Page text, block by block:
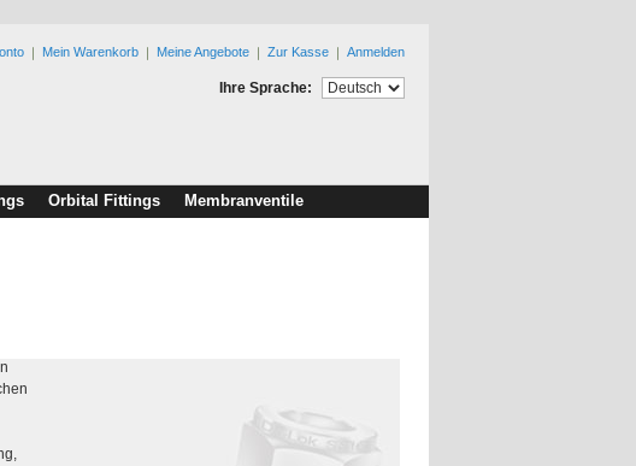
Mein Warenkorb Meine Angebote Zur Kasse Anmelden
Ihre Sprache:
Orbital Fittings Membranventile